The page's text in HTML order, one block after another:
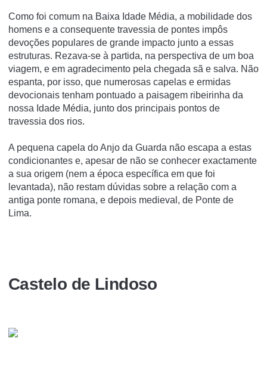
Como foi comum na Baixa Idade Média, a mobilidade dos
homens e a consequente travessia de pontes impôs
devoções populares de grande impacto junto a essas
estruturas. Rezava-se à partida, na perspectiva de um boa
viagem, e em agradecimento pela chegada sã e salva. Não
espanta, por isso, que numerosas capelas e ermidas
devocionais tenham pontuado a paisagem ribeirinha da
nossa Idade Média, junto dos principais pontos de
travessia dos rios.
A pequena capela do Anjo da Guarda não escapa a estas
condicionantes e, apesar de não se conhecer exactamente
a sua origem (nem a época específica em que foi
levantada), não restam dúvidas sobre a relação com a
antiga ponte romana, e depois medieval, de Ponte de
Lima.
Castelo de Lindoso